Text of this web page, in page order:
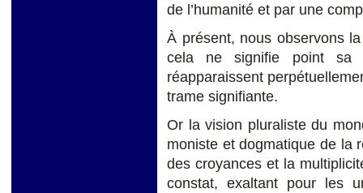
de l’humanité et par une
À présent, nous observons
cela ne signifie point sa
réapparaissent
trame signifiante.
Or la vision pluraliste du
moniste et dogmatique de la
des croyances et la
constat, exaltant pour les